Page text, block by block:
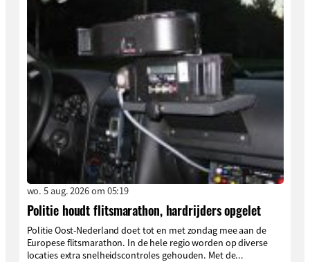
wo. 5 aug. 2026 om 05:19
Politie houdt flitsmarathon, hardrijders opgelet
Politie Oost-Nederland doet tot en met zondag mee aan de
Europese flitsmarathon. In de hele regio worden op diverse
locaties extra snelheidscontroles gehouden. Met de...